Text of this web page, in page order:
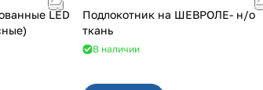
LED
Подлокотник на ШЕВРОЛЕ- н/о
ткань
В наличии